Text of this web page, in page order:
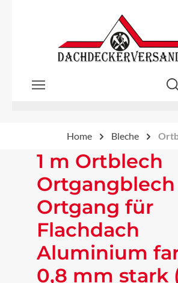
Zum Hauptinhalt springen
Home Bleche
1 m Ortblech
Ortgangblech
Ortgang für
Flachdach
Aluminium
0,8 mm stark